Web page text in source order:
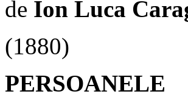
de Ion Luca
(1880)
PERSOANELE